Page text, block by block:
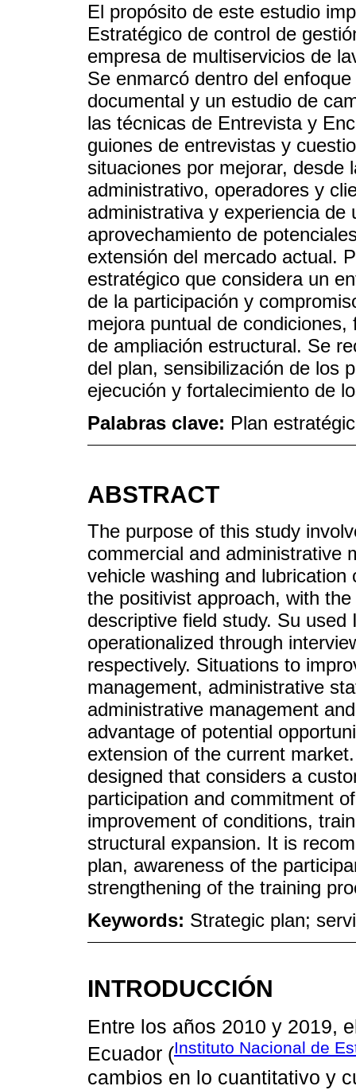
El propósito de este estudio
Estratégico de control de
empresa de multiservicios de
Se enmarcó dentro del
documental y un estudio de
las técnicas de Entrevista y
guiones de entrevistas y
situaciones por mejorar, desde
administrativo, operadores y
administrativa y experiencia de
aprovechamiento de
extensión del mercado actual.
estratégico que considera un
de la participación y
mejora puntual de
de ampliación estructural. Se
del plan, sensibilización de los
ejecución y fortalecimiento de
Palabras clave: Plan
ABSTRACT
The purpose of this study
commercial and administrative
vehicle washing and
the positivist approach, with
descriptive field study. Su
operationalized through
respectively. Situations to
management, administrative
administrative management
advantage of potential
extension of the current
designed that considers a
participation and commitment
improvement of conditions,
structural expansion. It is
plan, awareness of the
strengthening of the training
Keywords: Strategic plan;
INTRODUCCIÓN
Entre los años 2010 y 2019,
Ecuador (Instituto Nacional de
cambios en lo cuantitativo y